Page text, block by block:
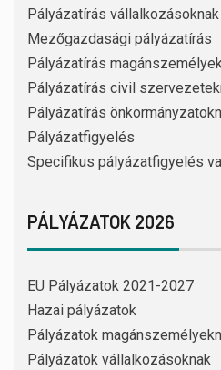
Pályázatírás vállalkozásoknak
Mezőgazdasági pályázatírás
Pályázatírás
Pályázatírás civil
Pályázatírás
Pályázatfigyelés
Specifikus pályázatfigyelés
PÁLYÁZATOK 2026
EU Pályázatok 2021-2027
Hazai pályázatok
Pályázatok
Pályázatok vállalkozásoknak